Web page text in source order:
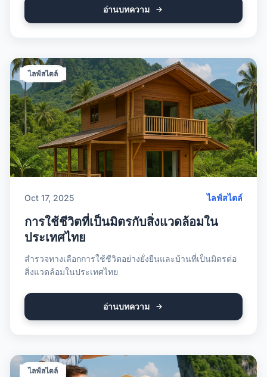
อ่านบทความ
ไลฟ์สไตล์
Oct 17, 2025 ไลฟ์สไตล์
การใช้ชีวิตที่เป็นมิตรกับสิ่งแวดล้อมใน
ประเทศไทย
สำรวจทางเลือกการใช้ชีวิตอย่างยั่งยืนและบ้านที่เป็นมิตรต่อ
สิ่งแวดล้อมในประเทศไทย
อ่านบทความ
ไลฟ์สไตล์